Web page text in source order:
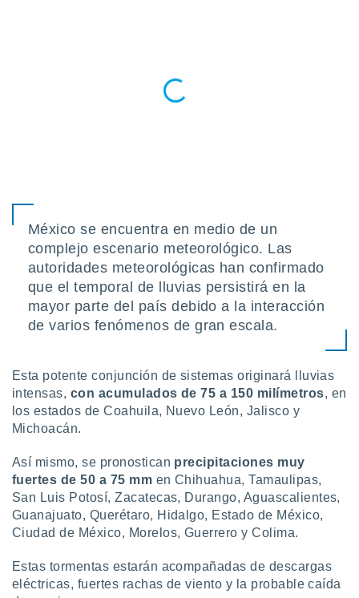
cookies
aceptar
sitio
En
de que
el sitio
se
para
ni para
o
aunque
no
acceder a
a
México se encuentra en medio de un
complejo escenario meteorológico. Las
autoridades meteorológicas han confirmado
que el temporal de lluvias persistirá en la
mayor parte del país debido a la interacción
de varios fenómenos de gran escala.
Esta potente conjunción de sistemas originará lluvias
intensas, con acumulados de 75 a 150 milímetros, en
los estados de Coahuila, Nuevo León, Jalisco y
Michoacán.
Así mismo, se pronostican precipitaciones muy
fuertes de 50 a 75 mm en Chihuahua, Tamaulipas,
San Luis Potosí, Zacatecas, Durango, Aguascalientes,
Guanajuato, Querétaro, Hidalgo, Estado de México,
Ciudad de México, Morelos, Guerrero y Colima.
Estas tormentas estarán acompañadas de descargas
eléctricas, fuertes rachas de viento y la probable caída